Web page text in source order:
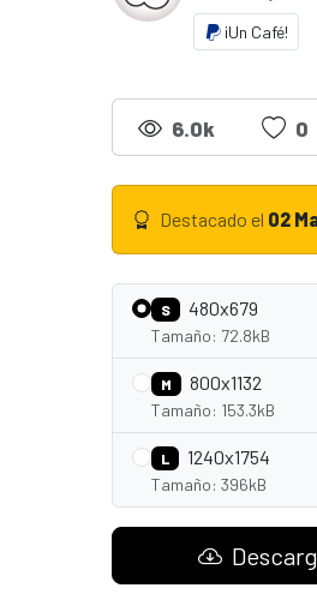
¡Un Café!
6.0k 0
Destacado el 02
S 480x679
Tamaño: 72.8kB
M 800x1132
Tamaño: 153.3kB
L 1240x1754
Tamaño: 396kB